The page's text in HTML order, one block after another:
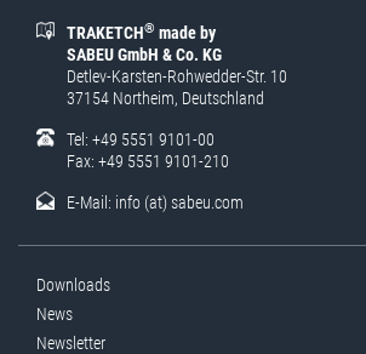
TRAKETCH® made by
SABEU GmbH & Co. KG
Detlev-Karsten-Rohwedder-Str. 10
37154 Northeim, Deutschland
Tel: +49 5551 9101-00
Fax: +49 5551 9101-210
E-Mail: info (at) sabeu.com
Downloads
News
Newsletter